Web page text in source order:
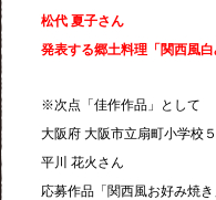
松代 夏子さん
発表する郷土料理「関西風
※次点「佳作作品」として
大阪府 大阪市立扇町小学校
平川 花火さん
応募作品「関西風お好み焼